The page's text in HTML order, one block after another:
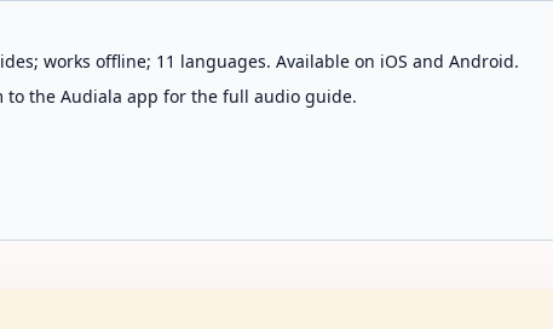
works offline; 11 languages. Available on iOS and Android.
to the Audiala app for the full audio guide.